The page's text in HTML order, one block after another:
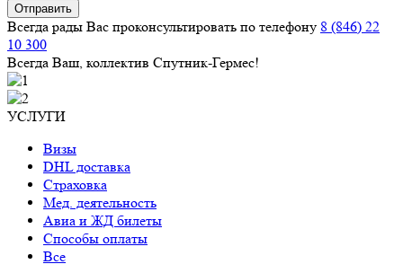
Отправить
Всегда рады Вас проконсультировать по телефону 8 (846) 22
10 300
Всегда Ваш, коллектив Спутник-Гермес!
УСЛУГИ
Визы
DHL доставка
Страховка
Мед. деятельность
Авиа и ЖД билеты
Способы оплаты
Все